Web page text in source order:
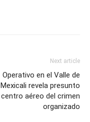
Next article
Operativo en el Valle de
Mexicali revela presunto
centro aéreo del crimen
organizado